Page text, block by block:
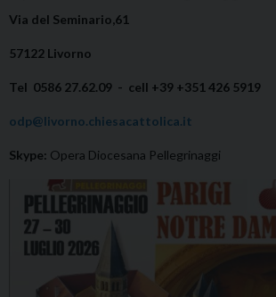
Via del Seminario,61
57122 Livorno
Tel 0586 27.62.09 - cell +39 +351 426 5919
odp@livorno.chiesacattolica.it
Skype: Opera Diocesana Pellegrinaggi